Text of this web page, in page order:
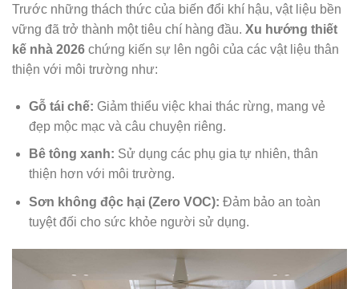
Trước những thách thức của biến đổi khí hậu, vật liệu bền
vững đã trở thành một tiêu chí hàng đầu. Xu hướng thiết
kế nhà 2026 chứng kiến sự lên ngôi của các vật liệu thân
thiện với môi trường như:
Gỗ tái chế: Giảm thiểu việc khai thác rừng, mang vẻ
đẹp mộc mạc và câu chuyện riêng.
Bê tông xanh: Sử dụng các phụ gia tự nhiên, thân
thiện hơn với môi trường.
Sơn không độc hại (Zero VOC): Đảm bảo an toàn
tuyệt đối cho sức khỏe người sử dụng.